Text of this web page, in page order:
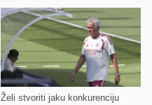
Želi stvoriti jaku konkurenciju